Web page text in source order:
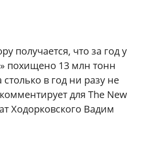
получается, что за год у
похищено 13 млн тонн
в год ни разу не
для The New
Ходорковского Вадим